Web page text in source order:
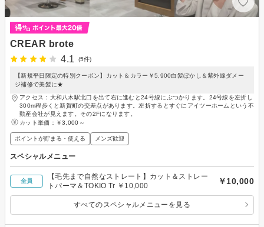
CREAR brote
4.1
(5件)
【新規平日限定の特別クーポン】カット＆カラー￥5,900白髪ぼかし＆紫外線ダメー
ジ補修で美髪に★
アクセス：大和八木駅北口を出て右に進むと24号線にぶつかります。24号線を左折し
300m程歩くと新賀町の交差点があります。左折するとすぐにアイツーホームという不
動産会社が見えます。その2Fになります。
カット単価： ￥3,000～
ポイントが貯まる・使える メンズ歓迎
スペシャルメニュー
全員
【毛先まで自然なストレート】カット＆ストレー
トパーマ＆TOKIO Tr ￥10,000
￥10,000
すべてのスペシャルメニューを見る